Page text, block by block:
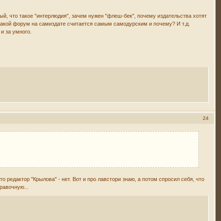
что такое "интерлюдия", зачем нужен "флеш-бек", почему издательства хотят
форум на самиздате считается самым самодурским и почему? И т.д.
за умного.
24
редактор "Крылова" - нет. Вот и про лавстори знаю, а потом спросил себя, что